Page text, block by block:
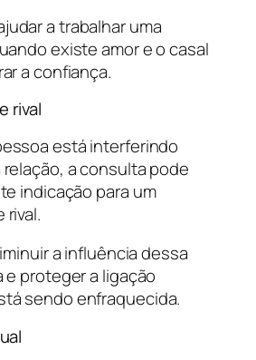
a trabalhar uma
existe amor e o casal
a confiança.
rival
está interferindo
a consulta pode
indicação para um
a influência dessa
proteger a ligação
sendo enfraquecida.